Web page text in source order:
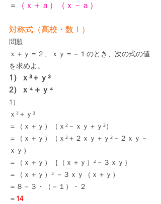
＝
（ｘ＋ａ）（ｘ－ａ）
対称式（高校・数Ⅰ）
問題
ｘ＋ｙ＝２、ｘｙ＝－１のとき、次の式の値
を求めよ。
1）ｘ³＋ｙ³
2）ｘ⁴＋ｙ⁴
1）
ｘ³＋ｙ³
＝（ｘ＋ｙ）（ｘ²－ｘｙ＋ｙ²）
＝（ｘ＋ｙ）（ｘ²＋２ｘｙ＋ｙ²－２ｘｙ－
ｘｙ）
＝（ｘ＋ｙ）｛（ｘ＋ｙ）²－３ｘｙ｝
＝（ｘ＋ｙ）³ －３ｘｙ（ｘ＋ｙ）
＝８－３・（－１）・２
＝ 14